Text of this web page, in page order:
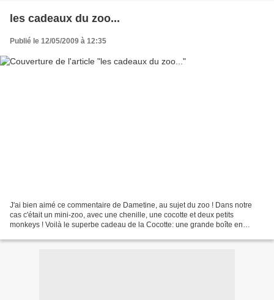
les cadeaux du zoo...
Publié le 12/05/2009 à 12:35
J'ai bien aimé ce commentaire de Dametine, au sujet du zoo ! Dans notre
cas c'était un mini-zoo, avec une chenille, une cocotte et deux petits
monkeys ! Voilà le superbe cadeau de la Cocotte: une grande boîte en